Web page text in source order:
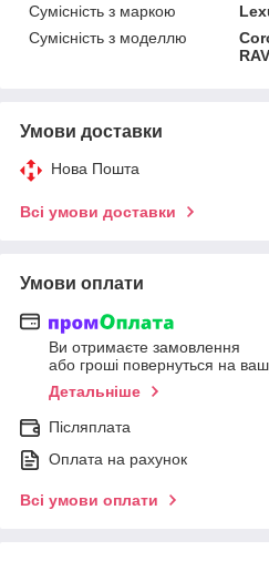
Сумісність з маркою
Сумісність з моделлю
Умови доставки
Нова Пошта
Всі умови доставки
Умови оплати
Ви отримаєте замовлення
або гроші повернуться на
Детальніше
Післяплата
Оплата на рахунок
Всі умови оплати